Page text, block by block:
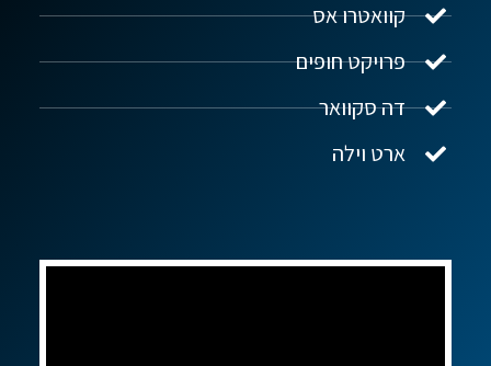
קוואטרו אס
פרויקט חופים
דה סקוואר
ארט וילה
שלום! איך אפשר לעזור?